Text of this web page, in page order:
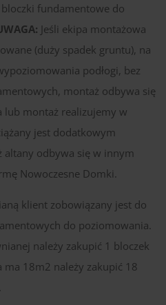
fundamentowe do
Jeśli ekipa montażowa
(duży spadek gruntu), na
podłogi, bez
montaż odbywa się
lub montaż realizujemy w
jest dodatkowym
odbywa się w innym
Nowoczesne Domki.
klient zobowiązany jest do
do poziomowania.
należy zakupić 1 bloczek
ma 18m2 należy zakupić 18